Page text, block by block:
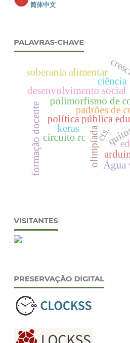
简体中文
PALAVRAS-CHAVE
olimpíada
política pública
padrões de
polimorfismo de
keras
desenvolvimento social
formação docente cts.
Água
ciência
soberania alimentar
circuito rc
VISITANTES
PRESERVAÇÃO DIGITAL